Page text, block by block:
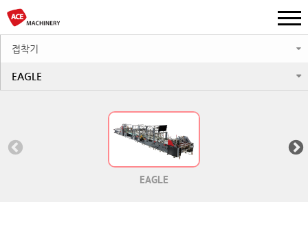
접착기
EAGLE
EAGLE